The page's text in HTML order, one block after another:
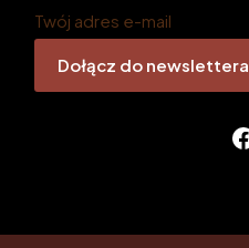
Twój adres e-mail
Dołącz do newslettera